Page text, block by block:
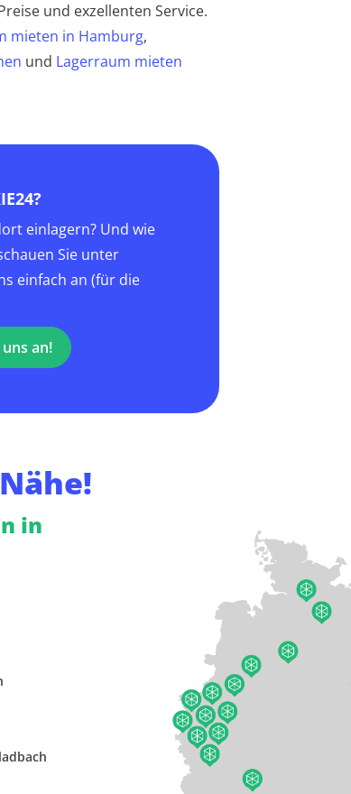
und exzellenten Service.
mieten in Hamburg,
und Lagerraum mieten
einlagern? Und wie
Sie unter
einfach an (für die
an!
in